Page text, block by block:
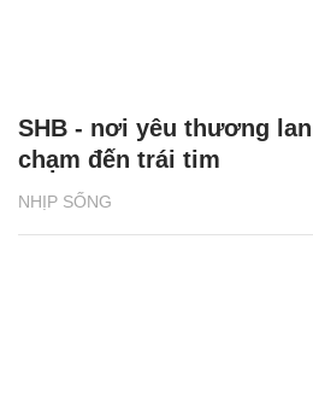
NHỊP SỐNG
SHB - nơi yêu thương
chạm đến trái tim